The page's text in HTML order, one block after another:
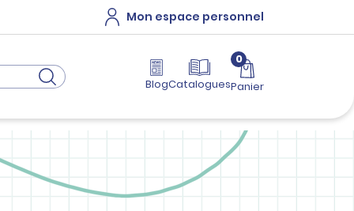
Mon espace personnel
BlogCatalogues
0
Panier